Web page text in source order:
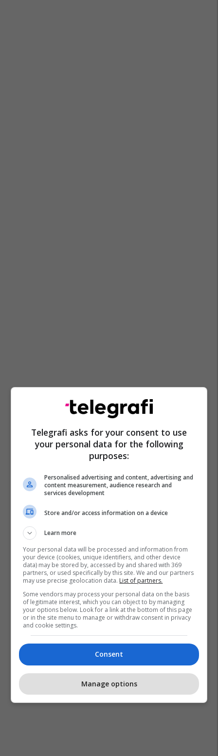
Telegrafi asks for your consent to use
your personal data for the following
purposes:
Personalised advertising and content, advertising and
content measurement, audience research and
services development
Store and/or access information on a device
Learn more
Your personal data will be processed and information from
your device (cookies, unique identifiers, and other device
data) may be stored by, accessed by and shared with 369
partners, or used specifically by this site. We and our partners
may use precise geolocation data. List of partners.
Some vendors may process your personal data on the basis
of legitimate interest, which you can object to by managing
your options below. Look for a link at the bottom of this page
or in the site menu to manage or withdraw consent in privacy
and cookie settings.
Consent
Manage options